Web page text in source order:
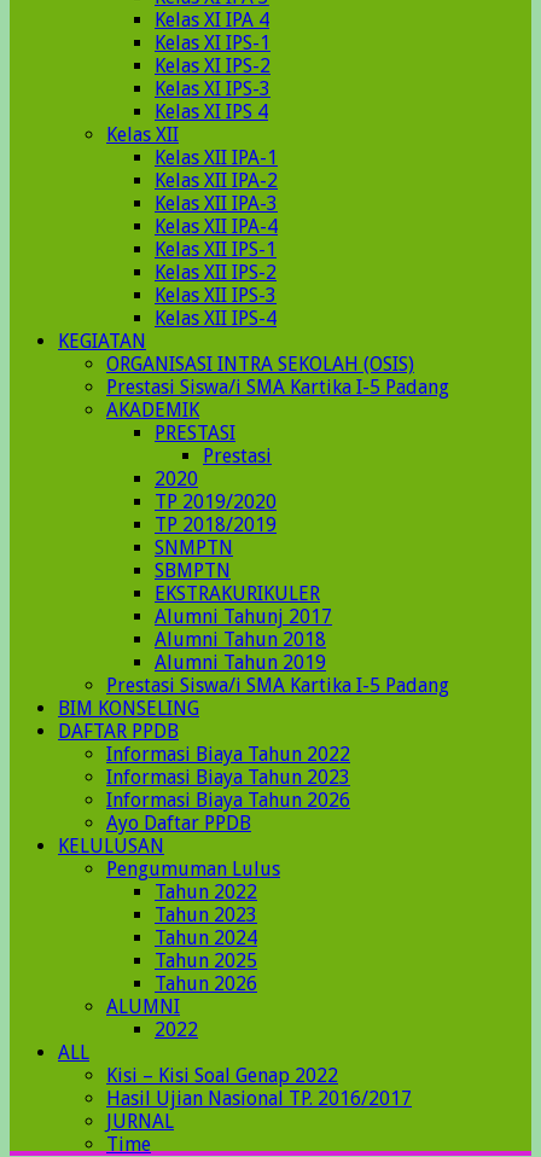
Kelas XI IPA 4
Kelas XI IPS-1
Kelas XI IPS-2
Kelas XI IPS-3
Kelas XI IPS 4
Kelas XII
Kelas XII IPA-1
Kelas XII IPA-2
Kelas XII IPA-3
Kelas XII IPA-4
Kelas XII IPS-1
Kelas XII IPS-2
Kelas XII IPS-3
Kelas XII IPS-4
KEGIATAN
ORGANISASI INTRA SEKOLAH (OSIS)
Prestasi Siswa/i SMA Kartika I-5 Padang
AKADEMIK
PRESTASI
Prestasi
2020
TP 2019/2020
TP 2018/2019
SNMPTN
SBMPTN
EKSTRAKURIKULER
Alumni Tahunj 2017
Alumni Tahun 2018
Alumni Tahun 2019
Prestasi Siswa/i SMA Kartika I-5 Padang
BIM KONSELING
DAFTAR PPDB
Informasi Biaya Tahun 2022
Informasi Biaya Tahun 2023
Informasi Biaya Tahun 2026
Ayo Daftar PPDB
KELULUSAN
Pengumuman Lulus
Tahun 2022
Tahun 2023
Tahun 2024
Tahun 2025
Tahun 2026
ALUMNI
2022
ALL
Kisi – Kisi Soal Genap 2022
Hasil Ujian Nasional TP. 2016/2017
JURNAL
Time